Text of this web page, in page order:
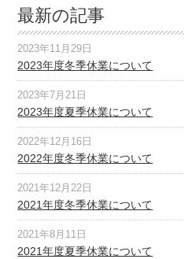
最新の記事
2023年11月29日
2023年度冬季休業について
2023年7月21日
2023年度夏季休業について
2022年12月16日
2022年度冬季休業について
2021年12月22日
2021年度冬季休業について
2021年8月11日
2021年度夏季休業について